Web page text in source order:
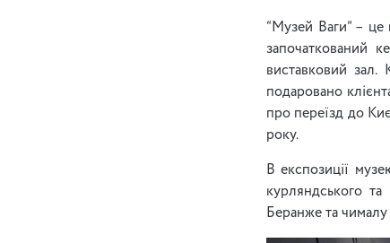
“Музей Ваги” – це
започаткований
виставковий зал.
подаровано
про переїзд до
року.
В експозиції
курляндського
Беранже та чималу